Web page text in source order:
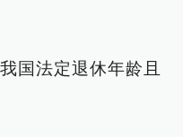
国法定退休年龄且